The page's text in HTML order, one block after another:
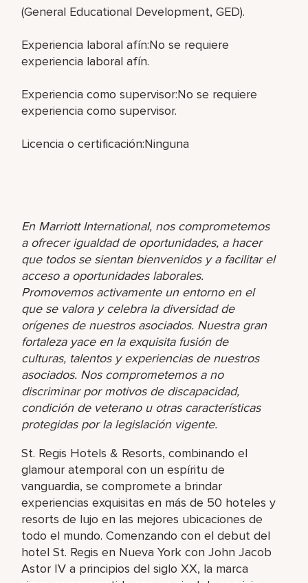
(General Educational Development, GED).
Experiencia laboral afín:No se requiere
experiencia laboral afín.
Experiencia como supervisor:No se requiere
experiencia como supervisor.
Licencia o certificación:Ninguna
En Marriott International, nos comprometemos
a ofrecer igualdad de oportunidades, a hacer
que todos se sientan bienvenidos y a facilitar el
acceso a oportunidades laborales.
Promovemos activamente un entorno en el
que se valora y celebra la diversidad de
orígenes de nuestros asociados. Nuestra gran
fortaleza yace en la exquisita fusión de
culturas, talentos y experiencias de nuestros
asociados. Nos comprometemos a no
discriminar por motivos de discapacidad,
condición de veterano u otras características
protegidas por la legislación vigente.
St. Regis Hotels & Resorts, combinando el
glamour atemporal con un espíritu de
vanguardia, se compromete a brindar
experiencias exquisitas en más de 50 hoteles y
resorts de lujo en las mejores ubicaciones de
todo el mundo. Comenzando con el debut del
hotel St. Regis en Nueva York con John Jacob
Astor IV a principios del siglo XX, la marca